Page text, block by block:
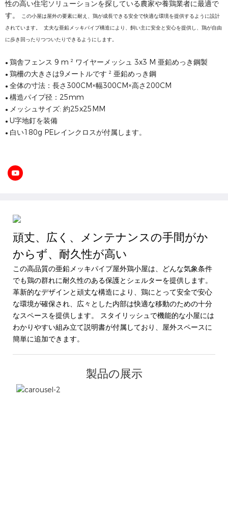
性の高い住宅ソリューションを探している農家や養鶏業者に最適で
す。
この小屋は屋外の要素に耐え、鶏が成長できる安全で快適な環境を提供するように設計
されています。 丈夫な亜鉛メッキパイプ構造により、飼い主に安全と安心を提供し、鶏が自由
に歩き回ったりつついたりできるようにします。
● 鶏舎フェンス 9 m ² ワイヤーメッシュ 3x3 M 亜鉛めっき鋼製
● 鶏柵の大きさは9メートルです ² 亜鉛めっき鋼
● 全体の寸法：長さ300CM×幅300CM×高さ200CM
● 構造パイプ径：25mm
● メッシュサイズ: 約25x25MM
● U字地釘を装備
● 白い180g PEレインクロスが付属します。
頑丈、広く、メンテナンスの手間がか
からず、耐久性が高い
この高品質の亜鉛メッキパイプ屋外鶏小屋は、どんな気象条件
でも鶏の群れに耐久性のある保護とシェルターを提供します。
革新的なデザインと頑丈な構造により、鶏にとって安全で安心
な環境が確保され、広々とした内部は快適な移動のための十分
なスペースを提供します。 スタイリッシュで機能的な小屋には
わかりやすい組み立て説明書が付属しており、屋外スペースに
簡単に追加できます。
製品の展示